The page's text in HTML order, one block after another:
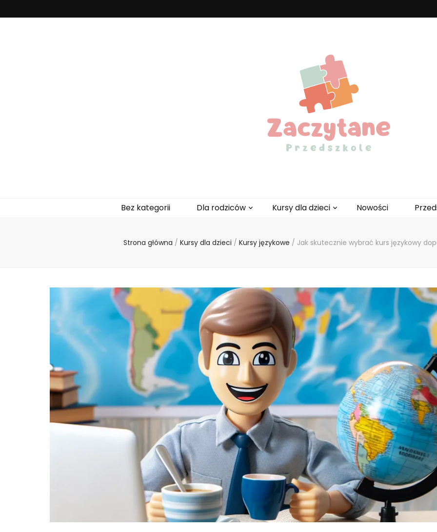
Bez kategorii Dla rodziców Kursy dla dzieci Nowości
Strona główna / Kursy dla dzieci / Kursy językowe / Jak skutecznie wybrać kurs językowy